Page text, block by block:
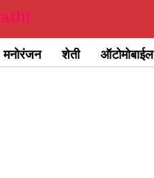
मनोरंजन शेती ऑटोमोबाईल